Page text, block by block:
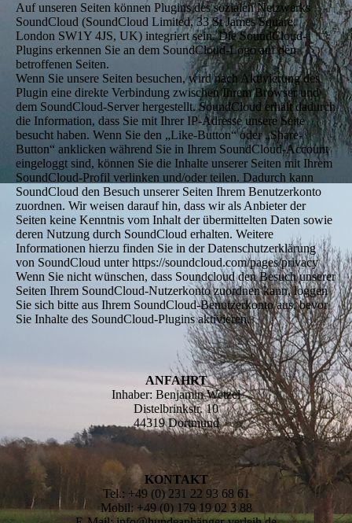
Auf unseren Seiten können Plugins des sozialen Netzwerks
SoundCloud (SoundCloud Limited, 33 St James Square,
London SW1Y 4JS, UK) integriert sein. Die SoundCloud-
Plugins erkennen Sie an dem SoundCloud-Logo auf den
betroffenen Seiten.
Wenn Sie unsere Seiten besuchen, wird nach Aktivierung des
Plugin eine direkte Verbindung zwischen Ihrem Browser und
dem SoundCloud-Server hergestellt. SoundCloud erhält dadurch
die Information, dass Sie mit Ihrer IP-Adresse unsere Seite
besucht haben. Wenn Sie den „Like-Button“ oder „Share-
Button“ anklicken während Sie in Ihrem SoundCloud-Account
eingeloggt sind, können Sie die Inhalte unserer Seiten mit Ihrem
SoundCloud-Profil verlinken und/oder teilen. Dadurch kann
SoundCloud den Besuch unserer Seiten Ihrem Benutzerkonto
zuordnen. Wir weisen darauf hin, dass wir als Anbieter der
Seiten keine Kenntnis vom Inhalt der übermittelten Daten sowie
deren Nutzung durch SoundCloud erhalten. Weitere
Informationen hierzu finden Sie in der Datenschutzerklärung
von SoundCloud unter https://soundcloud.com/pages/privacy
Wenn Sie nicht wünschen, dass Soundcloud den Besuch unserer
Seiten Ihrem SoundCloud-Nutzerkonto zuordnen kann, loggen
Sie sich bitte aus Ihrem SoundCloud-Benutzerkonto aus, bevor
Sie Inhalte des SoundCloud-Plugins aktivieren.
ANFAHRT
Inhaber: Benjamin Wetzel
Distelbrinkstr. 10
44319 Dortmund
KONTAKT
Tel.: +49 (0) 231 22 93 68 61
Mobil: +49 (0) 179 19 02 3 88